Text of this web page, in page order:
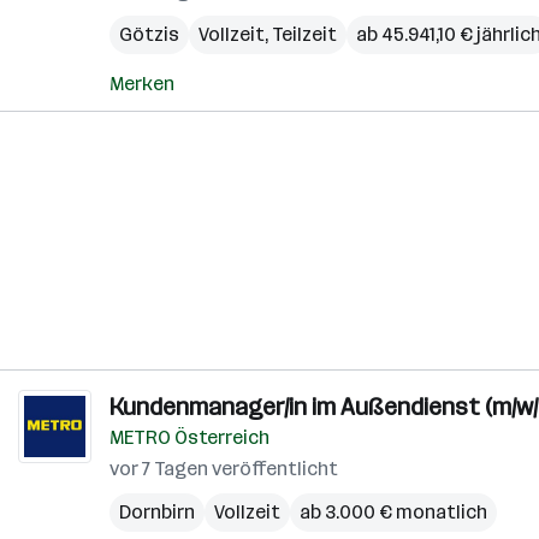
Götzis
Vollzeit, Teilzeit ab 45.941,10 €
Merken
Kundenmanager/in im Außendienst (m/
METRO Österreich
vor 7 Tagen veröffentlicht
Dornbirn
Vollzeit ab 3.000 € monatlich